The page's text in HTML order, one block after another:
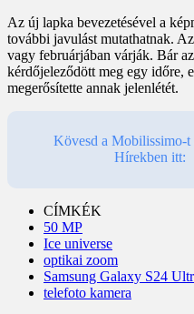
Az új lapka bevezetésével a
további javulást mutathatnak.
vagy februárjában várják. Bár
kérdőjeleződött meg egy időre,
megerősítette annak jelenlétét.
Kövesd a Mobilissimo-t
Hírekben itt:
CÍMKÉK
50 MP
Ice universe
optikai zoom
Samsung Galaxy S24
telefoto kamera